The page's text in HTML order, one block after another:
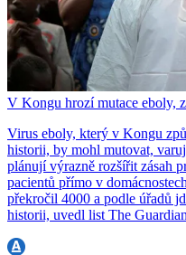
V Kongu hrozí mutace eboly,
Virus eboly, který v Kongu
historii, by mohl mutovat,
plánují výrazně rozšířit zásah
pacientů přímo v
překročil 4000 a podle úřadů
historii, uvedl list The